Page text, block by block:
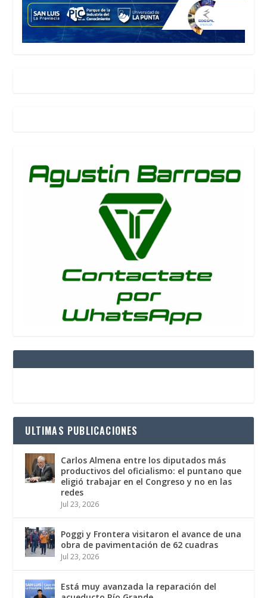
ULTIMAS PUBLICACIONES
Carlos Almena entre los diputados más
productivos del oficialismo: el puntano que
eligió trabajar en el Congreso y no en las
redes
Jul 23, 2026
Poggi y Frontera visitaron el avance de una
obra de pavimentación de 62 cuadras
Jul 23, 2026
Está muy avanzada la reparación del